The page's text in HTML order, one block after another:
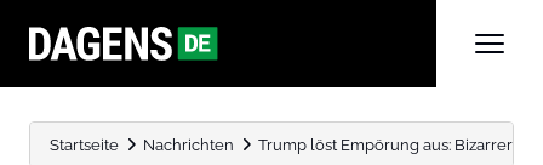
Startseite Nachrichten Trump löst Empörung aus: Bizarrer